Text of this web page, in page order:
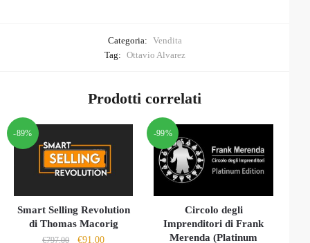
Categoria: Vendita
Tag: Ottavio Alvarez
Prodotti correlati
-89%
Smart Selling Revolution
di Thomas Macorig
€797.00
Il
€91.00Il
-99%
Circolo degli
Imprenditori di Frank
Merenda (Platinum